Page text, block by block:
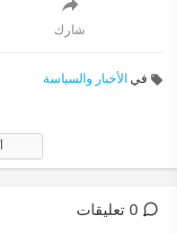
شارك
في الأخبار والسياسة